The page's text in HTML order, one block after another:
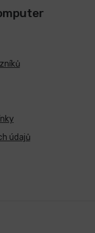
údajů